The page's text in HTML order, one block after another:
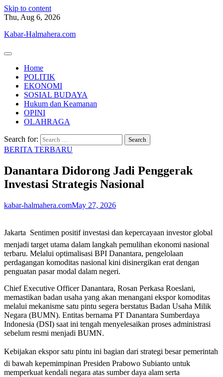
Skip to content
Thu, Aug 6, 2026
Kabar-Halmahera.com
Home
POLITIK
EKONOMI
SOSIAL BUDAYA
Hukum dan Keamanan
OPINI
OLAHRAGA
Search for:
BERITA TERBARU
Danantara Didorong Jadi Penggerak
Investasi Strategis Nasional
kabar-halmahera.comMay 27, 2026
Jakarta  Sentimen positif investasi dan kepercayaan investor global
menjadi target utama dalam langkah pemulihan ekonomi nasional
terbaru. Melalui optimalisasi BPI Danantara, pengelolaan
perdagangan komoditas nasional kini disinergikan erat dengan
penguatan pasar modal dalam negeri.
Chief Executive Officer Danantara, Rosan Perkasa Roeslani,
memastikan badan usaha yang akan menangani ekspor komoditas
melalui mekanisme satu pintu segera berstatus Badan Usaha Milik
Negara (BUMN). Entitas bernama PT Danantara Sumberdaya
Indonesia (DSI) saat ini tengah menyelesaikan proses administrasi
sebelum resmi menjadi BUMN.
Kebijakan ekspor satu pintu ini bagian dari strategi besar pemerintah
di bawah kepemimpinan Presiden Prabowo Subianto untuk
memperkuat kendali negara atas sumber daya alam serta